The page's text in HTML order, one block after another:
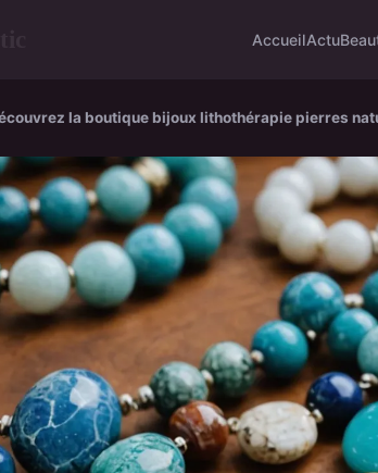
AccueilActu
la boutique bijoux lithothérapie pierres